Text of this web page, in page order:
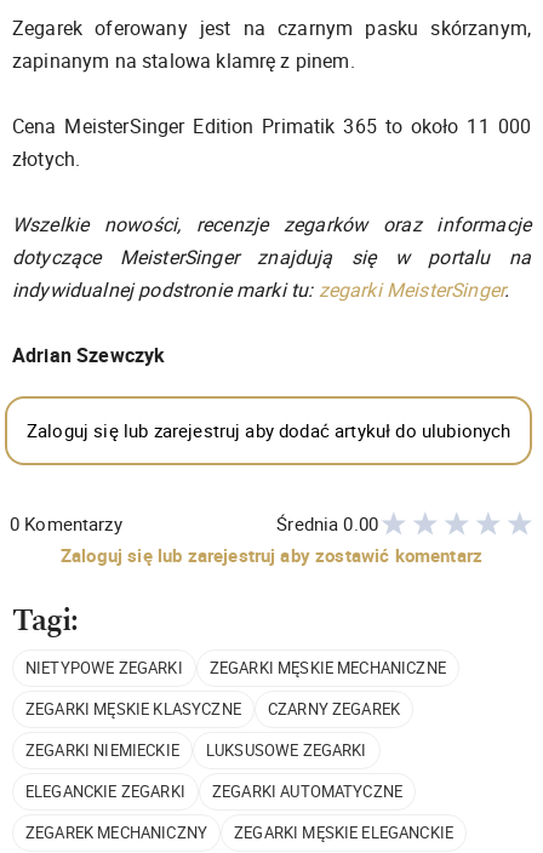
Zegarek oferowany jest na czarnym pasku skórzanym,
zapinanym na stalowa klamrę z pinem.
Cena MeisterSinger Edition Primatik 365 to około 11 000
złotych.
Wszelkie nowości, recenzje zegarków oraz informacje
dotyczące MeisterSinger znajdują się w portalu na
indywidualnej podstronie marki tu:zegarki MeisterSinger.
Adrian Szewczyk
Zaloguj się lub zarejestruj aby dodać artykuł do ulubionych
0 Komentarzy Średnia0.00
Zaloguj się lub zarejestruj aby zostawić komentarz
Tagi:
NIETYPOWE ZEGARKI
ZEGARKI MĘSKIE MECHANICZNE
ZEGARKI MĘSKIE KLASYCZNE
CZARNY ZEGAREK
ZEGARKI NIEMIECKIE
LUKSUSOWE ZEGARKI
ELEGANCKIE ZEGARKI
ZEGARKI AUTOMATYCZNE
ZEGAREK MECHANICZNY
ZEGARKI MĘSKIE ELEGANCKIE